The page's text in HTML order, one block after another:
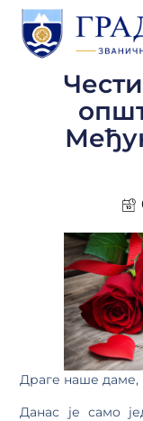
Драге наше даме,
Данас је само